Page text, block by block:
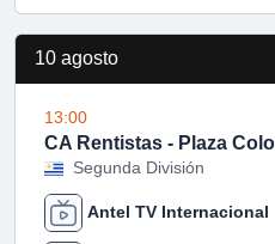
10 agosto
13:00
CA Rentistas - Plaza
Segunda División
Antel TV Internacional